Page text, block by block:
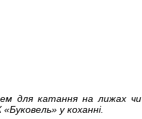
для катання на лижах чи
у коханні.